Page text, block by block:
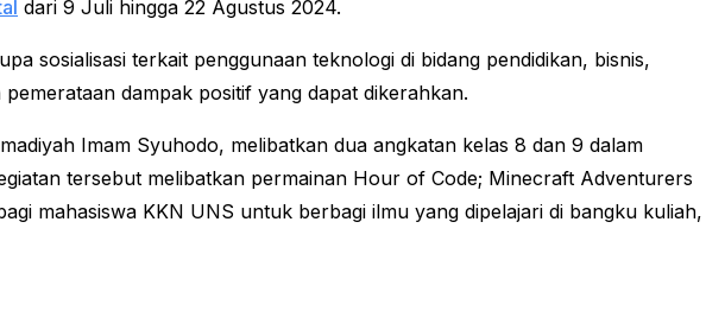
dari 9 Juli hingga 22 Agustus 2024.
sosialisasi terkait penggunaan teknologi di bidang pendidikan, bisnis,
dampak positif yang dapat dikerahkan.
Imam Syuhodo, melibatkan dua angkatan kelas 8 dan 9 dalam
tersebut melibatkan permainan Hour of Code; Minecraft Adventurers
mahasiswa KKN UNS untuk berbagi ilmu yang dipelajari di bangku kuliah,